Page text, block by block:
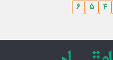
۴ ۵ ۶